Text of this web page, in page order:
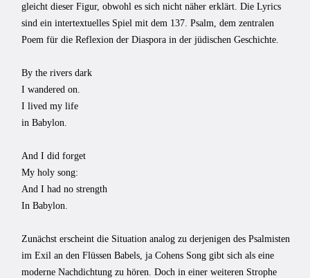
gleicht dieser Figur, obwohl es sich nicht näher erklärt. Die Lyrics
sind ein intertextuelles Spiel mit dem 137. Psalm, dem zentralen
Poem für die Reflexion der Diaspora in der jüdischen Geschichte.
By the rivers dark
I wandered on.
I lived my life
in Babylon.
And I did forget
My holy song:
And I had no strength
In Babylon.
Zunächst erscheint die Situation analog zu derjenigen des Psalmisten
im Exil an den Flüssen Babels, ja Cohens Song gibt sich als eine
moderne Nachdichtung zu hören. Doch in einer weiteren Strophe